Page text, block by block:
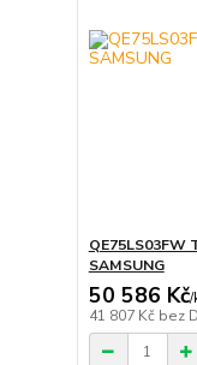
QE75LS03FW
SAMSUNG
50 586 Kč/
41 807 Kč bez